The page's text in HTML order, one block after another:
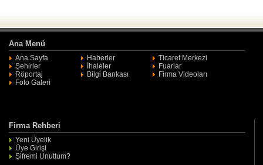
Ana Menü
Ana Sayfa Haberler
Ticaret Merkezi
Şehirler
İhaleler
Fuarlar
Röportaj
Bilgi Bankası
Firma Videoları
Foto Galeri
Firma Rehberi
Yeni Üyelik
Üye Girişi
Şifremi Unuttum?